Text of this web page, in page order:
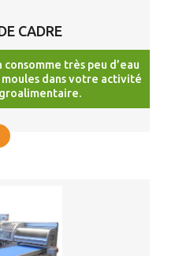
CADRE
très peu d’eau
dans votre activité